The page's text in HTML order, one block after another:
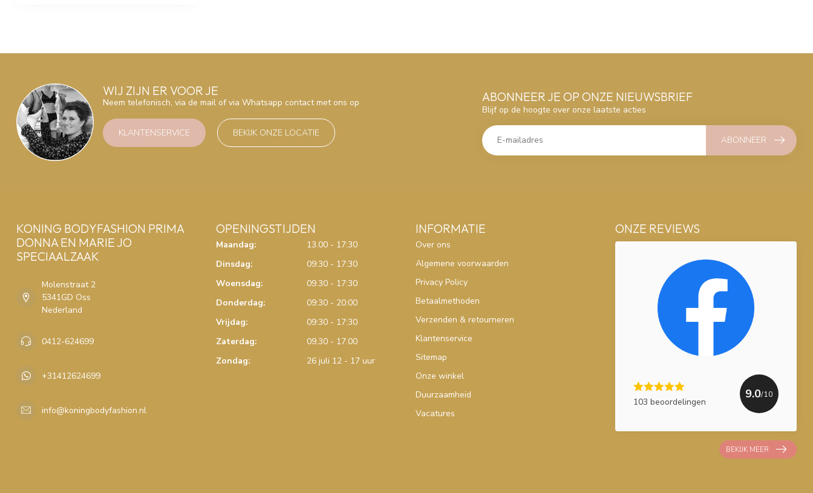
WIJ ZIJN ER VOOR JE
Neem telefonisch, via de mail of via Whatsapp contact met ons op
KLANTENSERVICE BEKIJK ONZE LOCATIE
ABONNEER JE OP ONZE NIEUWSBRIEF
Blijf op de hoogte over onze laatste acties
ABONNEER
KONING BODYFASHION PRIMA
DONNA EN MARIE JO
SPECIAALZAAK
Molenstraat 2
5341GD Oss
Nederland
0412-624699
+31412624699
info@koningbodyfashion.nl
OPENINGSTIJDEN
Maandag:
13.00 - 17:30
Dinsdag:
09:30 - 17:30
Woensdag:
09.30 - 17:30
Donderdag:
09:30 - 20:00
Vrijdag:
09:30 - 17:30
Zaterdag:
09.30 - 17.00
Zondag:
26 juli 12 - 17 uur
INFORMATIE
Over ons
Algemene voorwaarden
Privacy Policy
Betaalmethoden
Verzenden & retourneren
Klantenservice
Sitemap
Onze winkel
Duurzaamheid
Vacatures
ONZE REVIEWS
103 beoordelingen
9.0/10
BEKIJK MEER